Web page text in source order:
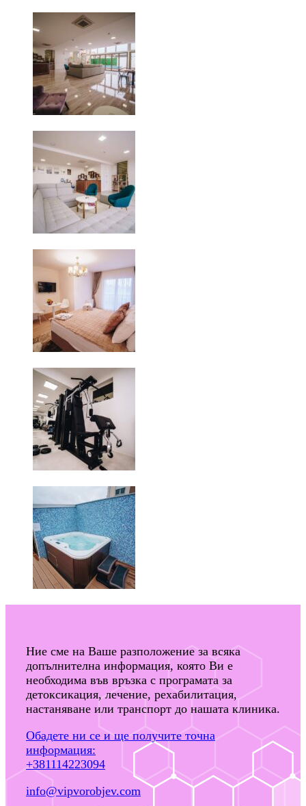
Ние сме на Ваше разположение за всяка
допълнителна информация, която Ви е
необходима във връзка с програмата за
детоксикация, лечение, рехабилитация,
настаняване или транспорт до нашата клиника.
Обадете ни се и ще получите точна
информация:
+381114223094
info@vipvorobjev.com